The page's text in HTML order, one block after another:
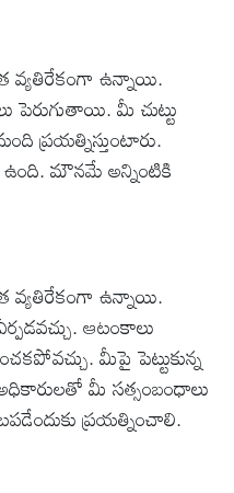
వ్యతిరేకంగా ఉన్నాయి.
పెరుగుతాయి. మీ చుట్టు
ప్రయత్నిస్తుంటారు.
మౌనమే అన్నింటికి
వ్యతిరేకంగా ఉన్నాయి.
ఆటంకాలు
మీపై పెట్టుకున్న
మీ సత్సంబంధాలు
ప్రయత్నించాలి.